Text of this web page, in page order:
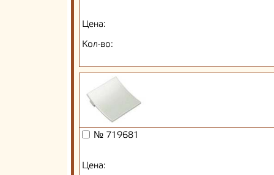
Цена:
Кол-во:
№ 719681
Цена: